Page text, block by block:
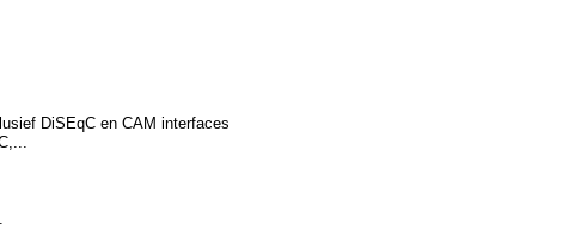
DiSEqC en CAM interfaces